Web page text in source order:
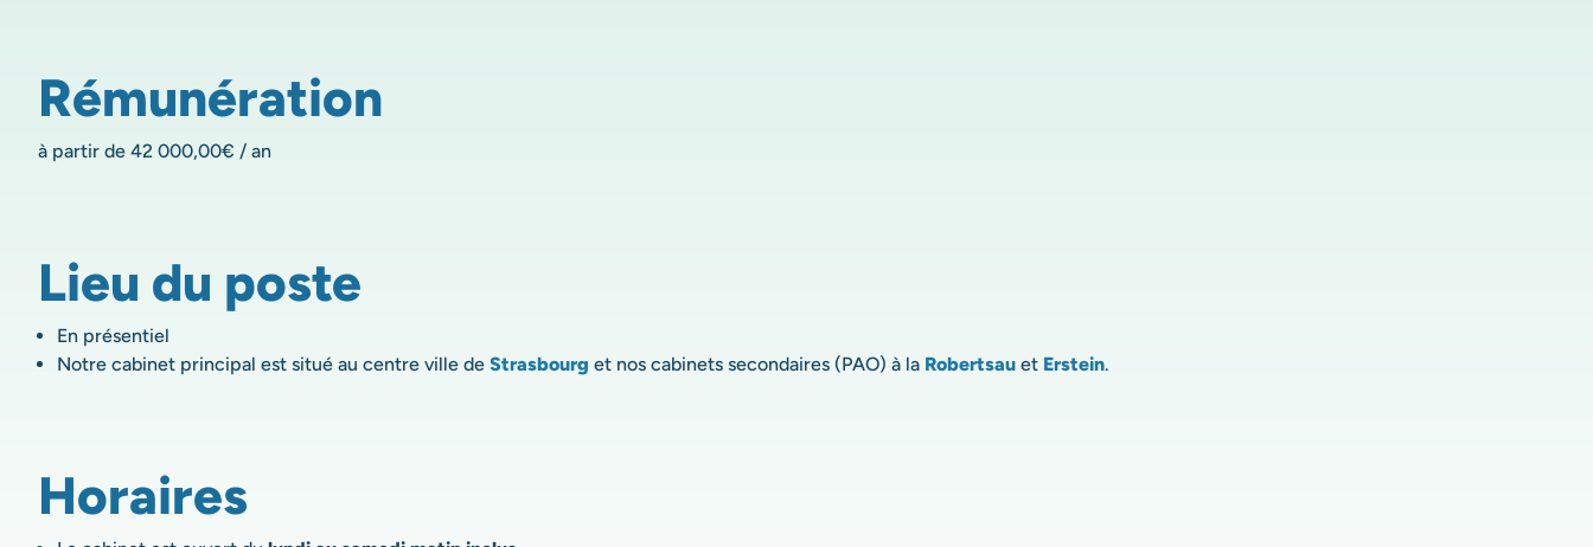
Rémunération
à partir de 42 000,00€ / an
Lieu du poste
En présentiel
Notre cabinet principal est situé au centre ville de Strasbourg et nos cabinets secondaires (PAO) à la Robertsau et Erstein.
Horaires